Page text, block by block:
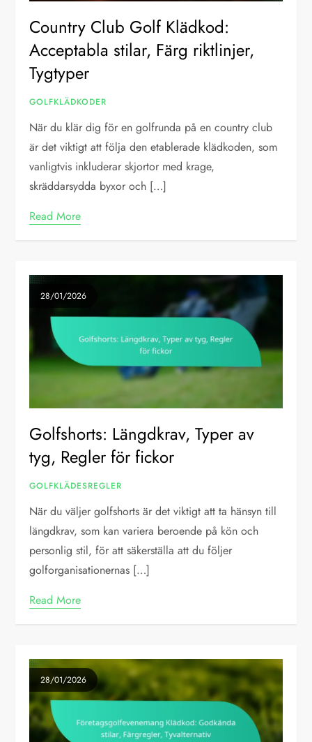
Country Club Golf Klädkod:
Acceptabla stilar, Färg riktlinjer,
Tygtyper
GOLFKLÄDKODER
När du klär dig för en golfrunda på en country club
är det viktigt att följa den etablerade klädkoden, som
vanligtvis inkluderar skjortor med krage,
skräddarsydda byxor och […]
Read More
28/01/2026
Golfshorts: Längdkrav, Typer av
tyg, Regler för fickor
GOLFKLÄDESREGLER
När du väljer golfshorts är det viktigt att ta hänsyn till
längdkrav, som kan variera beroende på kön och
personlig stil, för att säkerställa att du följer
golforganisationernas […]
Read More
28/01/2026